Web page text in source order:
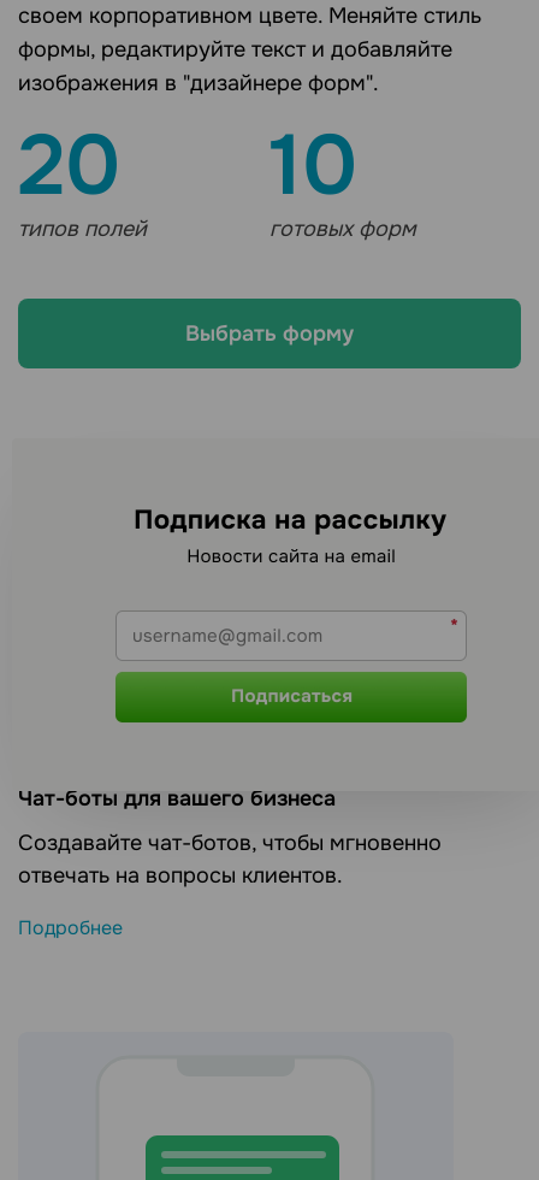
своем корпоративном цвете. Меняйте стиль
формы, редактируйте текст и добавляйте
изображения в "дизайнере форм".
20
типов полей
10
готовых форм
Выбрать форму
Чат-боты для вашего бизнеса
Создавайте чат-ботов, чтобы мгновенно
отвечать на вопросы клиентов.
Подробнее